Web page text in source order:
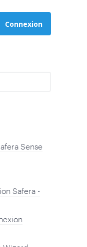
Connexion
Sense
Safera -